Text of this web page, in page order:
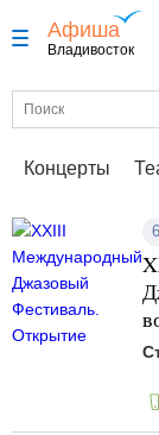
Афиша
Владивосток
Концерты